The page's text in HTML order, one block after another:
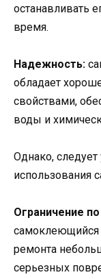
останавливать
время.
Надежность:
обладает
свойствами,
воды и
Однако,
использования
Ограничение
самоклеющийся
ремонта
серьезных